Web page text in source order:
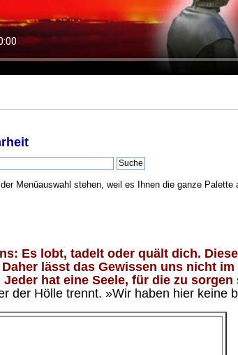
Menüauswahl stehen, weil es Ihnen die ganze Palette
Es lobt, tadelt oder quält dich.
lässt das Gewissen uns nicht
hat eine Seele, für die zu
der Hölle trennt. »Wir haben hier